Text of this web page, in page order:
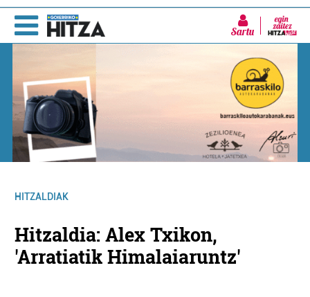
Sartu
HITZALDIAK
Hitzaldia: Alex Txikon,
'Arratiatik Himalaiaruntz'